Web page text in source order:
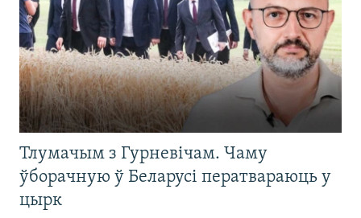
Тлумачым з Гурневічам. Чаму
ўборачную ў Беларусі ператвараюць у
цырк